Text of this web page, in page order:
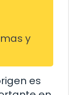
y
es